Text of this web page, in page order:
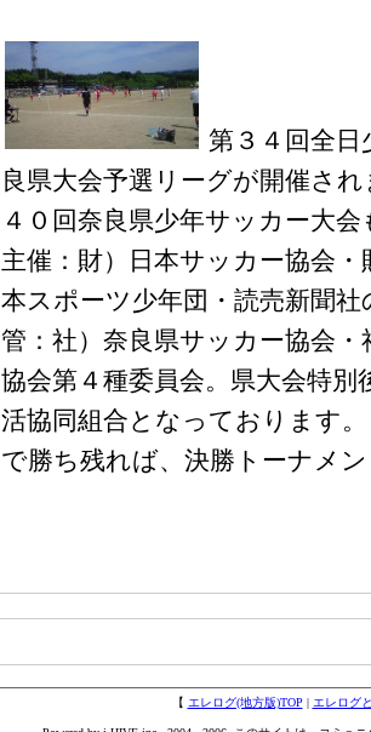
第３４回全
良県大会予選リーグが開催さ
４０回奈良県少年サッカー大
主催：財）日本サッカー協会
本スポーツ少年団・読売新聞
管：社）奈良県サッカー協会
協会第４種委員会。県大会特別
活協同組合となっております
で勝ち残れば、決勝トーナメ
【 エレログ(地方版)TOP | エレログ